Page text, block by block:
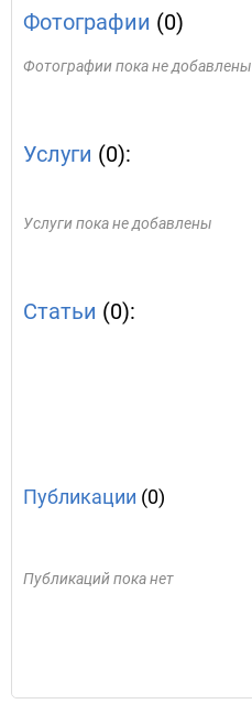
Фотографии (0)
Фотографии пока не добавлены
Услуги (0):
Услуги пока не добавлены
Статьи (0):
Публикации (0)
Публикаций пока нет